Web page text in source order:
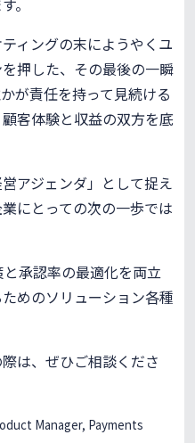
ィングの末にようやくユ
押した、その最後の一瞬
が責任を持って見続ける
客体験と収益の双方を底
アジェンダ」として捉え
にとっての次の一歩では
承認率の最適化を両立
めのソリューション各種
は、ぜひご相談くださ
Manager, Payments